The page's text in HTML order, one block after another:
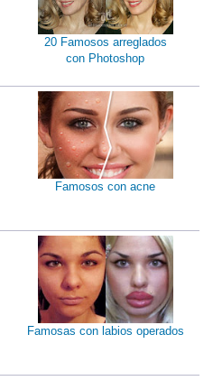
20 Famosos arreglados
con Photoshop
Famosos con acne
Famosas con labios operados